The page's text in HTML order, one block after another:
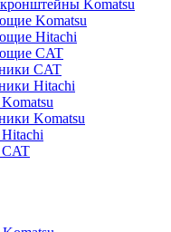
Komatsu
Komatsu
Hitachi
CAT
CAT
Hitachi
Komatsu